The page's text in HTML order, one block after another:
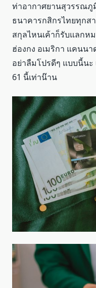
ท่าอากาศยานสุวรรณภู
ธนาคารกสิกรไทยทุกส
สกุลไหนเค้าก็รับแลกห
ฮ่องกง อเมริกา แคนน
อย่าลืมโปรดีๆ แบบนี้นะ
61 นี้เท่าน๊าน